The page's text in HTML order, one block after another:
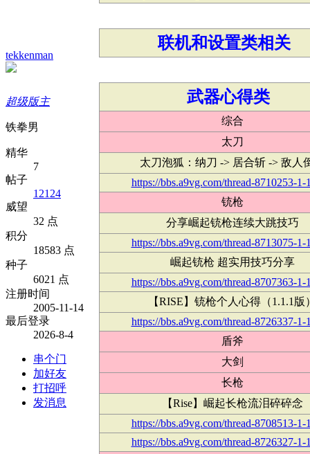
tekkenman
超级版主
铁拳男
精华
7
帖子
12124
威望
32 点
积分
18583 点
种子
6021 点
注册时间
2005-11-14
最后登录
2026-8-4
串个门
加好友
打招呼
发消息
联机和设置类相关
武器心得类
综合
太刀
太刀泡狐：纳刀 -> 居合斩 -> 敌人
https://bbs.a9vg.com/thread-8710253-1-
铳枪
分享崛起铳枪连续大跳技巧
https://bbs.a9vg.com/thread-8713075-1-
崛起铳枪 超实用技巧分享
https://bbs.a9vg.com/thread-8707363-1-
【RISE】铳枪个人心得（1.1.1版）
https://bbs.a9vg.com/thread-8726337-1-
盾斧
大剑
长枪
【Rise】崛起长枪流泪碎碎念
https://bbs.a9vg.com/thread-8708513-1-
https://bbs.a9vg.com/thread-8726327-1-